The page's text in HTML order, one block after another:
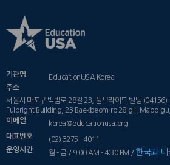
기관명
EducationUSA Korea
주소
서울시 마포구 백범로 28길 23, 풀브라이트 빌딩 (04156)
Fulbright Building, 23 Baekbeom-ro 28-gil, Mapo-
이메일
korea@educationusa.org
대표번호
(02) 3275 - 4011
운영시간
월 - 금 / 9:00 AM - 4:30 PM / 한국과 미